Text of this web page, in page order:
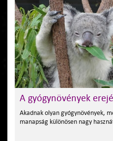
A gyógynövények
Akadnak olyan gyógynövények,
manapság különösen nagy